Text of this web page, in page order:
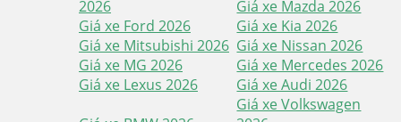
2026
Giá xe Mazda 2026
Giá xe Ford 2026
Giá xe Kia 2026
Giá xe Mitsubishi 2026 Giá xe Nissan 2026
Giá xe MG 2026
Giá xe Mercedes 2026
Giá xe Lexus 2026
Giá xe Audi 2026
Giá xe Volkswagen